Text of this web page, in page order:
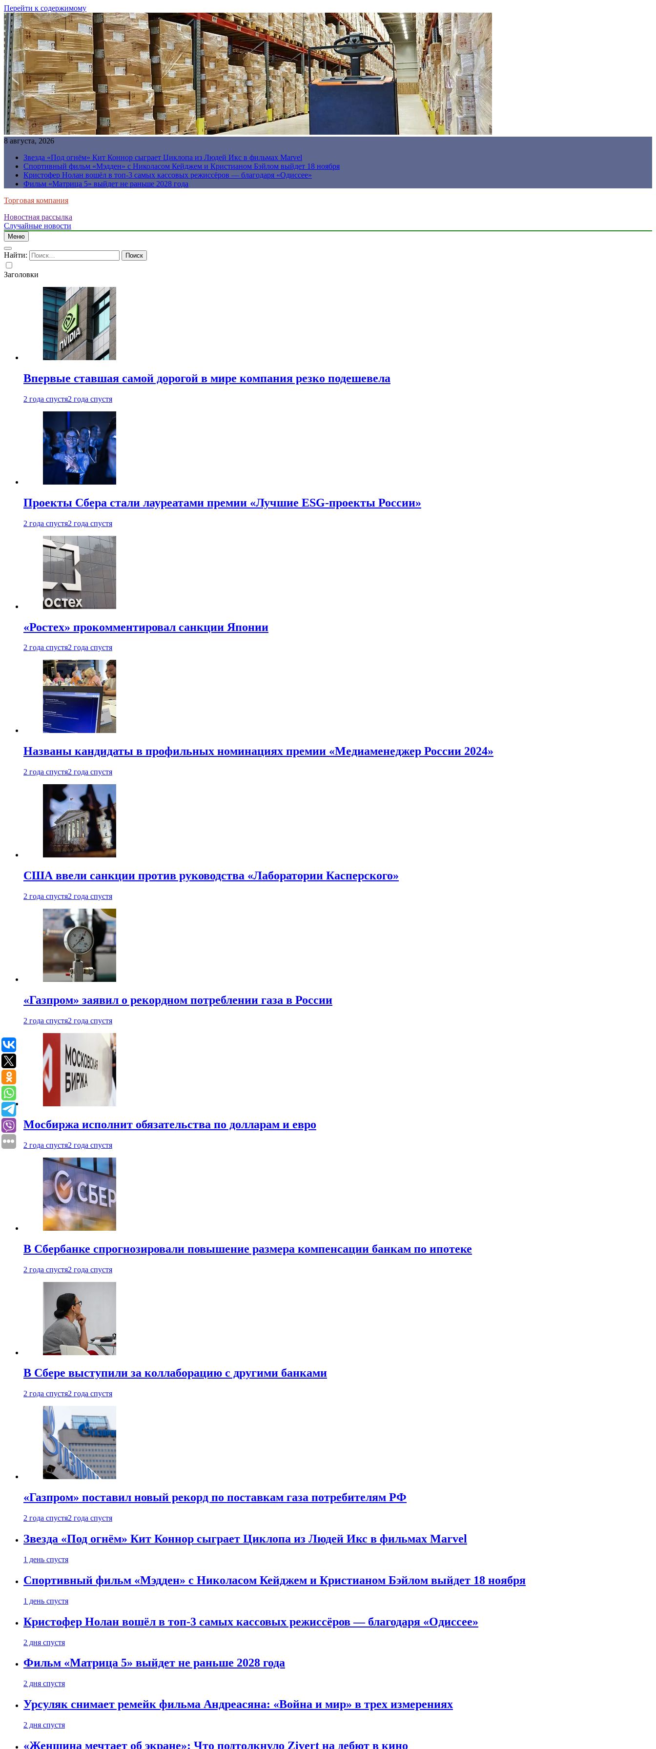
Перейти к содержимому
8 августа, 2026
Звезда «Под огнём» Кит Коннор сыграет Циклопа из Людей Икс в фильмах Marvel
Спортивный фильм «Мэдден» с Николасом Кейджем и Кристианом Бэйлом выйдет 18 ноября
Кристофер Нолан вошёл в топ-3 самых кассовых режиссёров — благодаря «Одиссее»
Фильм «Матрица 5» выйдет не раньше 2028 года
Торговая компания
Новостная рассылка
Случайные новости
Меню
Найти:
Заголовки
Впервые ставшая самой дорогой в мире компания резко подешевела
2 года спустя2 года спустя
Проекты Сбера стали лауреатами премии «Лучшие ESG-проекты России»
2 года спустя2 года спустя
«Ростех» прокомментировал санкции Японии
2 года спустя2 года спустя
Названы кандидаты в профильных номинациях премии «Медиаменеджер России 2024»
2 года спустя2 года спустя
США ввели санкции против руководства «Лаборатории Касперского»
2 года спустя2 года спустя
«Газпром» заявил о рекордном потреблении газа в России
2 года спустя2 года спустя
Мосбиржа исполнит обязательства по долларам и евро
2 года спустя2 года спустя
В Сбербанке спрогнозировали повышение размера компенсации банкам по ипотеке
2 года спустя2 года спустя
В Сбере выступили за коллаборацию с другими банками
2 года спустя2 года спустя
«Газпром» поставил новый рекорд по поставкам газа потребителям РФ
2 года спустя2 года спустя
Звезда «Под огнём» Кит Коннор сыграет Циклопа из Людей Икс в фильмах Marvel
1 день спустя
Спортивный фильм «Мэдден» с Николасом Кейджем и Кристианом Бэйлом выйдет 18 ноября
1 день спустя
Кристофер Нолан вошёл в топ-3 самых кассовых режиссёров — благодаря «Одиссее»
2 дня спустя
Фильм «Матрица 5» выйдет не раньше 2028 года
2 дня спустя
Урсуляк снимает ремейк фильма Андреасяна: «Война и мир» в трех измерениях
2 дня спустя
«Женщина мечтает об экране»: Что подтолкнуло Zivert на дебют в кино